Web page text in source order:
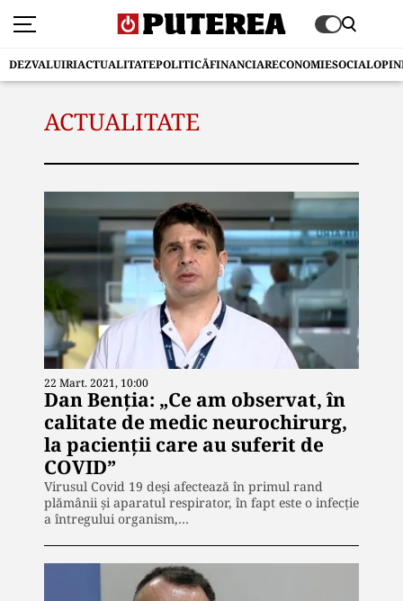
DEZVALUIRIACTUALITATEPOLITICĂFINANCIARECONOMIESOCIAL
ACTUALITATE
22 Mart. 2021, 10:00
Dan Benția: „Ce am observat, în
calitate de medic neurochirurg,
la pacienții care au suferit de
COVID”
Virusul Covid 19 deși afectează în primul rand
plămânii și aparatul respirator, în fapt este o infecție
a întregului organism,…